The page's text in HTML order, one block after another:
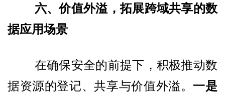
六、价值外溢，拓展跨域共享的数
据应用场景
在确保安全的前提下，积极推动数
据资源的登记、共享与价值外溢。 一是